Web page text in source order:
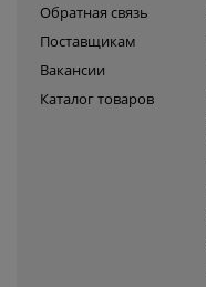
Обратная связь
Поставщикам
Вакансии
Каталог товаров